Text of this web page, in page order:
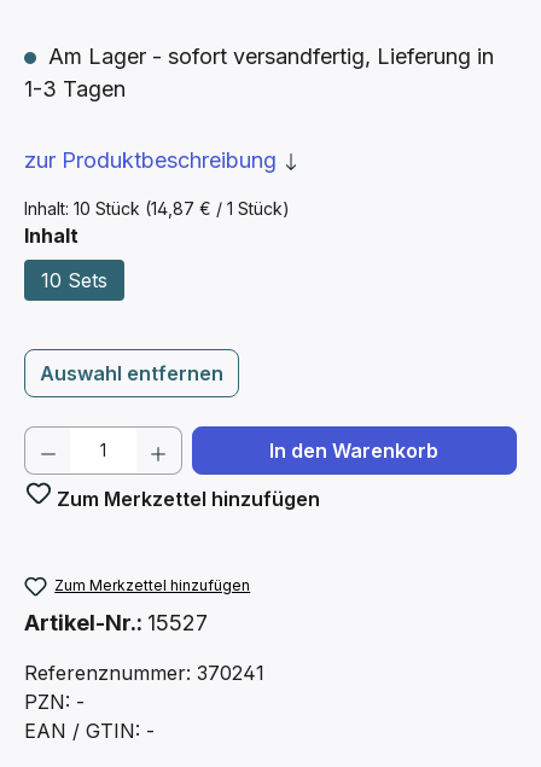
Inhalt: 10 Stück (14,87 € / 1 Stück)
Am Lager - sofort versandfertig, Lieferung in
1-3 Tagen
zur Produktbeschreibung
Inhalt
10 Sets
Auswahl entfernen
Produkt Anzahl: Gib den gewünschten
In den Warenkorb
Zum Merkzettel hinzufügen
Zum Merkzettel hinzufügen
Artikel-Nr.: 15527
Referenznummer: 370241
PZN: -
EAN / GTIN: -